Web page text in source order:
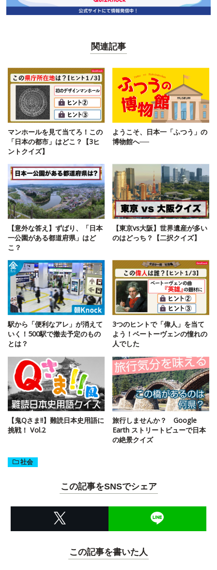
関連記事
マンホールを見て当てろ！この
「日本の都市」はどこ？【3ヒ
ントクイズ】
ようこそ、日本一「ふつう」の
博物館へ──
【意外な答え】ずばり、「日本
一公園がある都道府県」はど
こ？
【東京vs大阪】世界遺産が多い
のはどっち？【二択クイズ】
駅から「便利なアレ」が消えて
いく！500駅で撤去予定のもの
とは？
3つのヒントで「偉人」を当て
よう！ベートーヴェンの憧れの
人でした
【鬼Qさま!!】難読日本史用語に
挑戦！ Vol.2
旅行しませんか？ Google
Earth ストリートビューで日本
の絶景クイズ
社会
この記事をSNSでシェア
この記事を書いた人